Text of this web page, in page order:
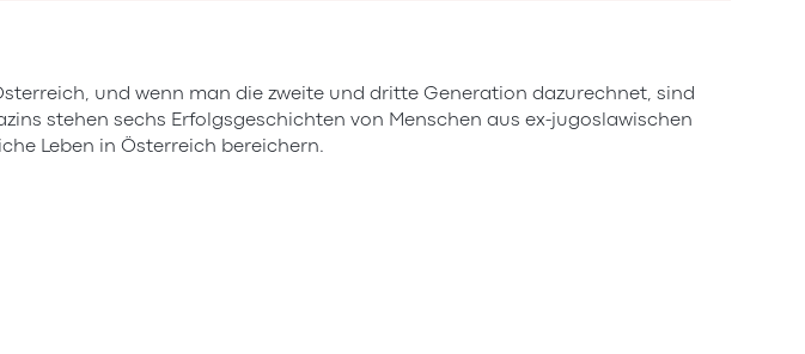
und wenn man die zweite und dritte Generation dazurechnet, sind
stehen sechs Erfolgsgeschichten von Menschen aus ex-jugoslawischen
Leben in Österreich bereichern.